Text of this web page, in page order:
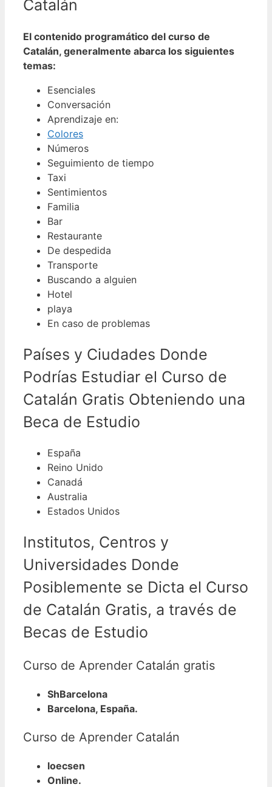
Catalán
El contenido programático del curso de
Catalán, generalmente abarca los siguientes
temas:
Esenciales
Conversación
Aprendizaje en:
Colores
Números
Seguimiento de tiempo
Taxi
Sentimientos
Familia
Bar
Restaurante
De despedida
Transporte
Buscando a alguien
Hotel
playa
En caso de problemas
Países y Ciudades Donde
Podrías Estudiar el Curso de
Catalán Gratis Obteniendo una
Beca de Estudio
España
Reino Unido
Canadá
Australia
Estados Unidos
Institutos, Centros y
Universidades Donde
Posiblemente se Dicta el Curso
de Catalán Gratis, a través de
Becas de Estudio
Curso de Aprender Catalán gratis
ShBarcelona
Barcelona, España.
Curso de Aprender Catalán
loecsen
Online.